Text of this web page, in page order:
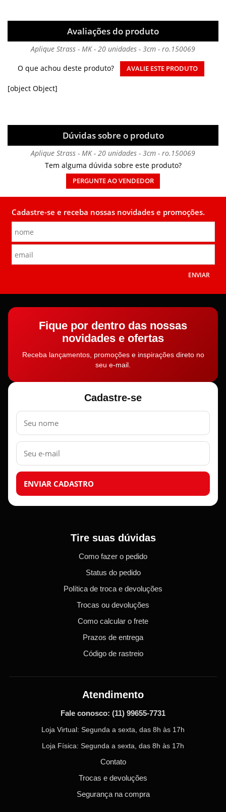
Avaliações do produto
Aplique Strass - MK - 20 unidades - 3cm - ro.150069
O que achou deste produto?
AVALIE ESTE PRODUTO
[object Object]
Dúvidas sobre o produto
Aplique Strass - MK - 20 unidades - 3cm - ro.150069
Tem alguma dúvida sobre este produto?
PERGUNTE AO VENDEDOR
Cadastre-se e receba nossas novidades e promoções.
ENVIAR
Fique por dentro das nossas
novidades e ofertas
Receba lançamentos, promoções e inspirações direto no
seu e-mail.
Cadastre-se
Nome
E-
mail
ENVIAR CADASTRO
Tire suas dúvidas
Como fazer o pedido
Status do pedido
Política de troca e devoluções
Trocas ou devoluções
Como calcular o frete
Prazos de entrega
Código de rastreio
Atendimento
Fale conosco: (11) 99655-7731
Loja Virtual: Segunda a sexta, das 8h às 17h
Loja Física: Segunda a sexta, das 8h às 17h
Contato
Trocas e devoluções
Segurança na compra